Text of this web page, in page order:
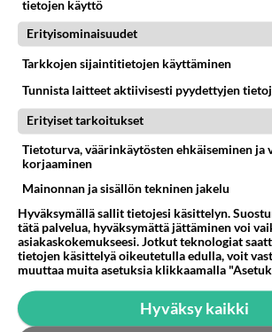
kusettaja ollut ikänsä että
sen puheisiin ja Pietari avaa ovet
Narsisti mikä on palannut
ulkomailta kusettamasta ja nyt
läpi mutta liian myöhään tajuttiin
sanoo Narsisti valehtelija ollut
karvoistaan pääsee.Lets go to
Äänestä
Kommentoi aloitusta...
Ketjusta on poistettu
tietojen käyttö
Erityisominaisuudet
Tarkkojen sijaintitietojen käyttäminen
Tunnista laitteet aktiivisesti pyydettyjen
Erityiset tarkoitukset
Tietoturva, väärinkäytösten ehkäiseminen ja
korjaaminen
Mainonnan ja sisällön tekninen jakelu
Hyväksymällä sallit tietojesi käsittelyn.
tätä palvelua, hyväksymättä jättäminen voi
asiakaskokemukseesi. Jotkut teknologiat
tietojen käsittelyä oikeutetulla edulla, voit
muuttaa muita asetuksia klikkaamalla
Hyväksy kaikki